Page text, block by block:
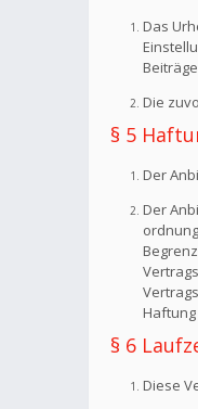
Das
Die
§ 5
Der
Der
§ 6
Diese